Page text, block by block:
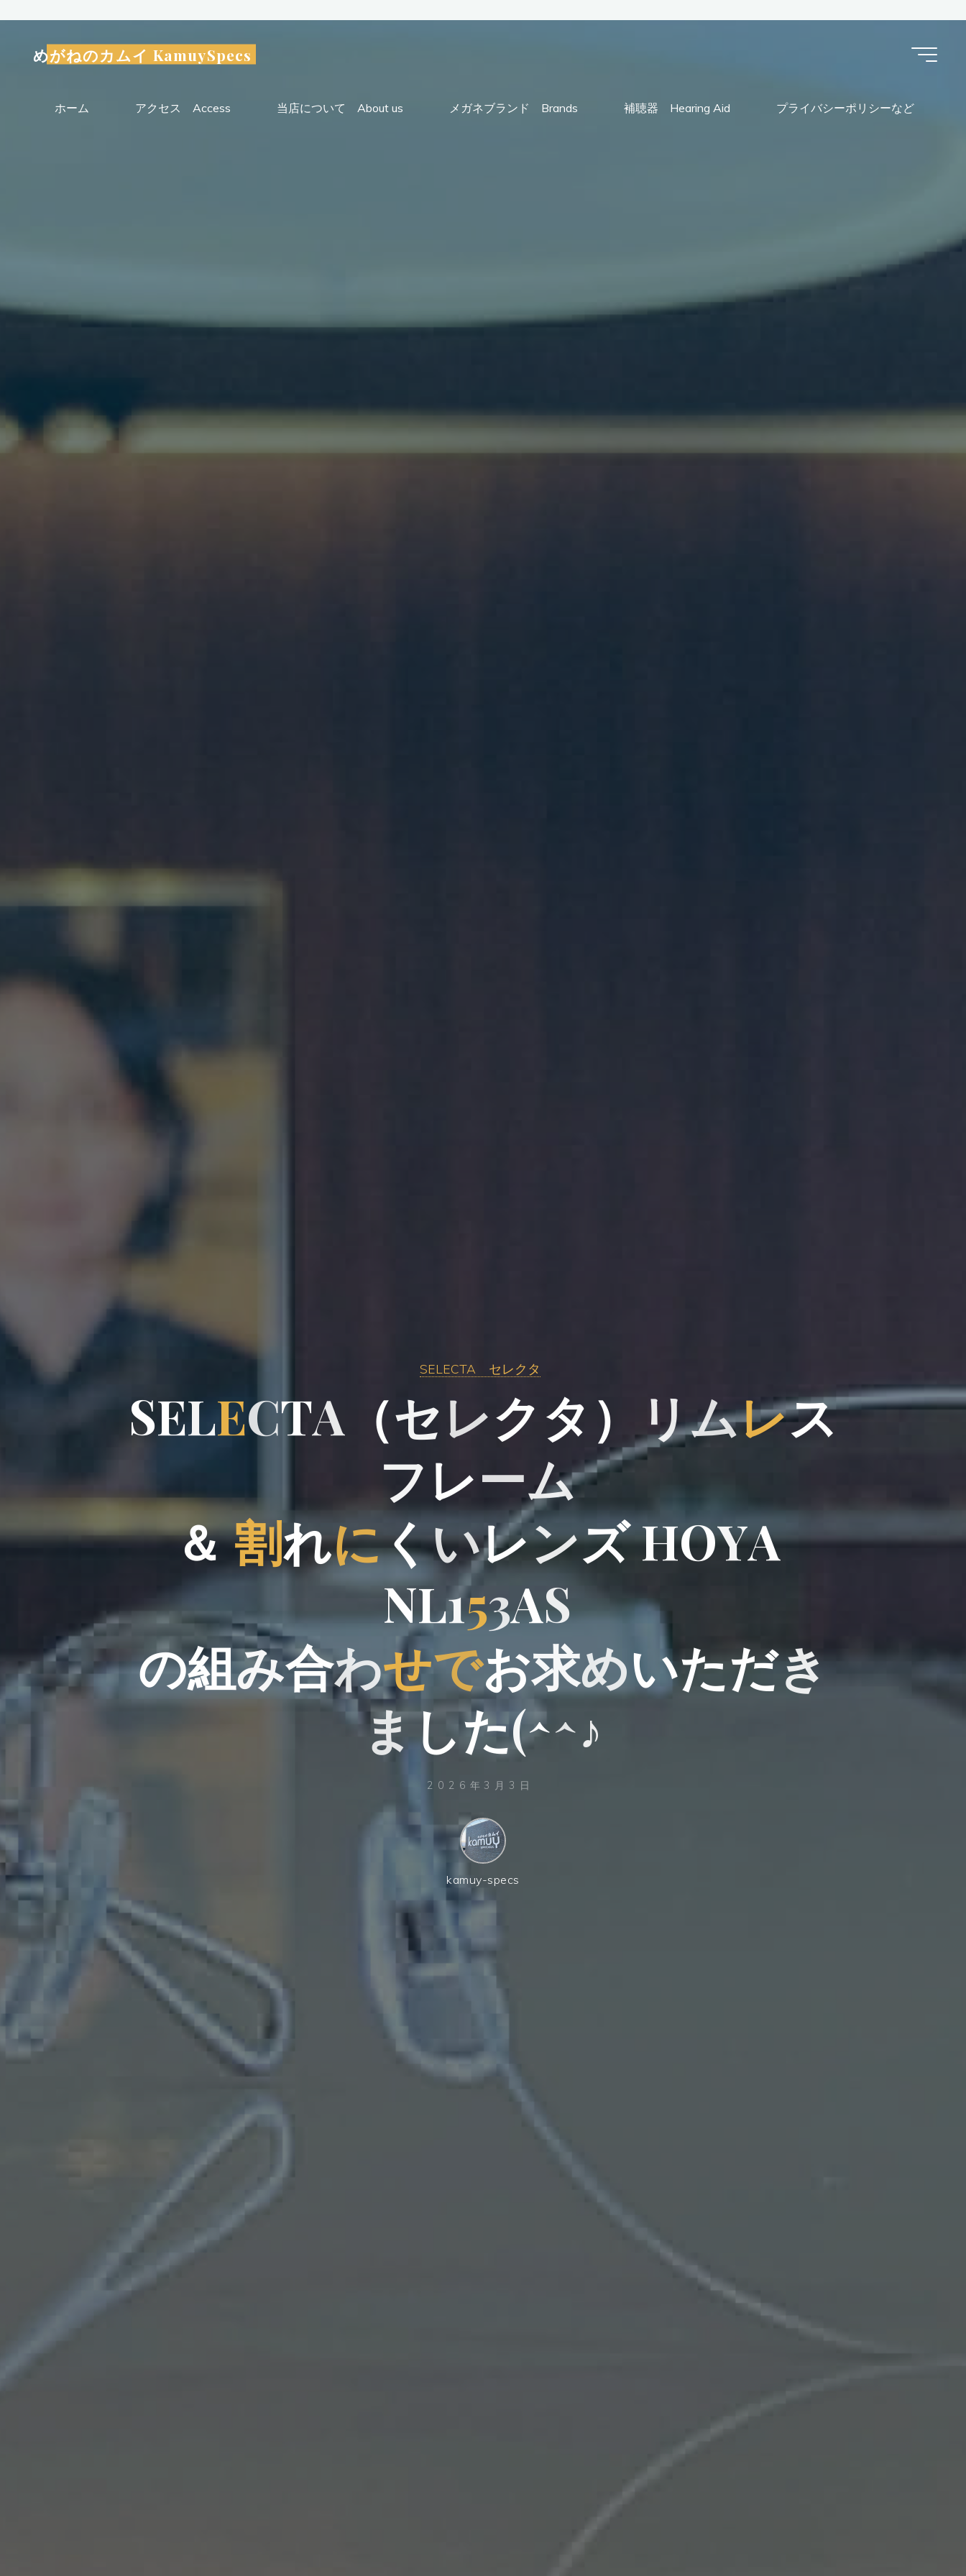
めがねのカムイ KamuySpecs
ホーム アクセス Access 当店について About us メガネブランド Brands 補聴器 Hearing Aid プライバシーポリシーなど
SELECTA セレクタ
SELECTA（セレクタ ） リムレス
フレーム
＆割れにくいレンズHOYA
NL153AS
の組み合わせでお求めいただき
ました(^^♪
2026年3月3日
kamuy-specs